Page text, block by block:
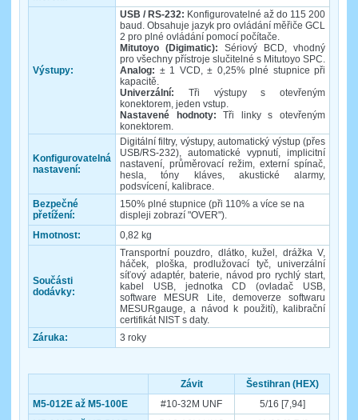
Výstupy:
USB / RS-232: Konfigurovatelné až do 115 200
baud. Obsahuje jazyk pro ovládání měřiče GCL
2 pro plné ovládání pomocí počítače.
Mitutoyo (Digimatic): Sériový BCD, vhodný
pro všechny přístroje slučitelné s Mitutoyo SPC.
Analog: ± 1 VCD, ± 0,25% plné stupnice při
kapacitě.
Univerzální: Tři výstupy s otevřeným
konektorem, jeden vstup.
Nastavené hodnoty: Tři linky s otevřeným
konektorem.
Konfigurovatelná
nastavení:
Digitální filtry, výstupy, automatický výstup (přes
USB/RS-232), automatické vypnutí, implicitní
nastavení, průměrovací režim, externí spínač,
hesla, tóny kláves, akustické alarmy,
podsvícení, kalibrace.
Bezpečné
přetížení:
150% plné stupnice (při 110% a více se na
displeji zobrazí "OVER").
Hmotnost:
0,82 kg
Součásti
dodávky:
Transportní pouzdro, dlátko, kužel, drážka V,
háček, ploška, prodlužovací tyč, univerzální
síťový adaptér, baterie, návod pro rychlý start,
kabel USB, jednotka CD (ovladač USB,
software MESUR Lite, demoverze softwaru
MESURgauge, a návod k použití), kalibrační
certifikát NIST s daty.
Záruka:
3 roky
Závit
Šestihran (HEX)
M5-012E až M5-100E
#10-32M UNF
5/16 [7,94]